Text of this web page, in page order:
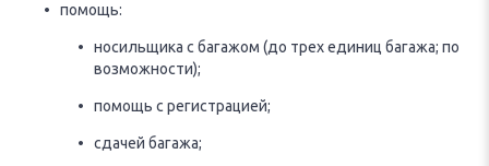
помощь:
носильщика с багажом (до трех единиц багажа; по
возможности);
помощь с регистрацией;
сдачей багажа;